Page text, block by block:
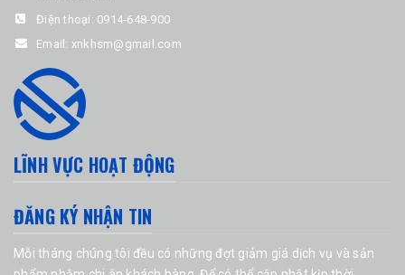
Điện thoại: 0914-648-900
Email: xnkhsm@gmail.com
LĨNH VỰC HOẠT ĐỘNG
ĐĂNG KÝ NHẬN TIN
Mỗi tháng chúng tôi đều có những đợt giảm giá dịch vụ và sản